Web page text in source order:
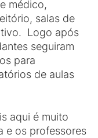
médico,
salas de
Logo após
seguiram
para
de aulas
aqui é muito
e os professores